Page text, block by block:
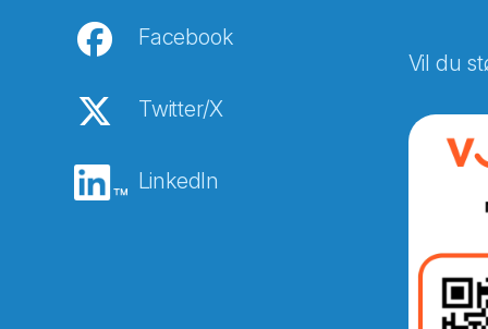
Facebook
Twitter/X
LinkedIn
Vil du